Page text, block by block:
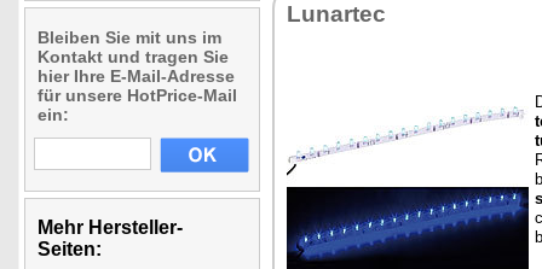
Bleiben Sie mit uns im
Kontakt und tragen Sie
hier Ihre E-Mail-Adresse
für unsere HotPrice-Mail
ein:
Mehr Hersteller-
Seiten:
Lun­ar­tec